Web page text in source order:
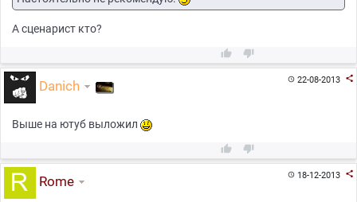
А сценарист кто?
 
22-08-2013 
Danich
Выше на ютуб выложил
 
18-12-2013 
Rome